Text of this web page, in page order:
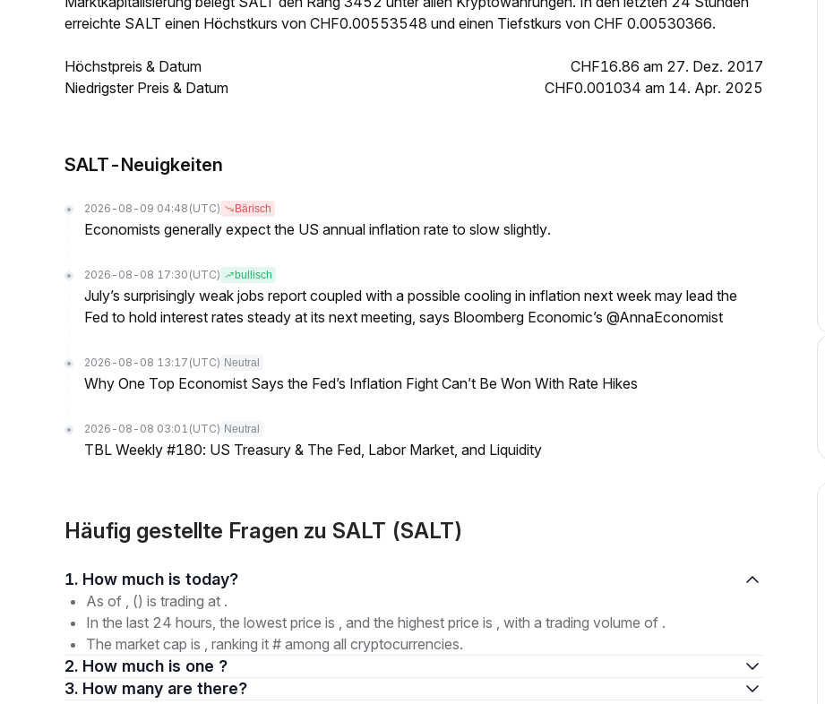
erreichte SALT einen Höchstkurs von CHF0.00553548 und einen Tiefstkurs von CHF 0.00530366.
Höchstpreis & Datum
CHF16.86 am 27. Dez. 2017
Niedrigster Preis & Datum
CHF0.001034 am 14. Apr. 2025
SALT-Neuigkeiten
2026-08-09 04:48 (UTC) Bärisch
Economists generally expect the US annual inflation rate to slow slightly.
2026-08-08 17:30 (UTC) bullisch
July’s surprisingly weak jobs report coupled with a possible cooling in inflation next week may lead the
Fed to hold interest rates steady at its next meeting, says Bloomberg Economic’s @AnnaEconomist
2026-08-08 13:17 (UTC) Neutral
Why One Top Economist Says the Fed’s Inflation Fight Can’t Be Won With Rate Hikes
2026-08-08 03:01 (UTC) Neutral
TBL Weekly #180: US Treasury & The Fed, Labor Market, and Liquidity
Häufig gestellte Fragen zu SALT (SALT)
1. How much is today?
As of , () is trading at .
In the last 24 hours, the lowest price is , and the highest price is , with a trading volume of .
The market cap is , ranking it # among all cryptocurrencies.
2. How much is one ?
3. How many are there?